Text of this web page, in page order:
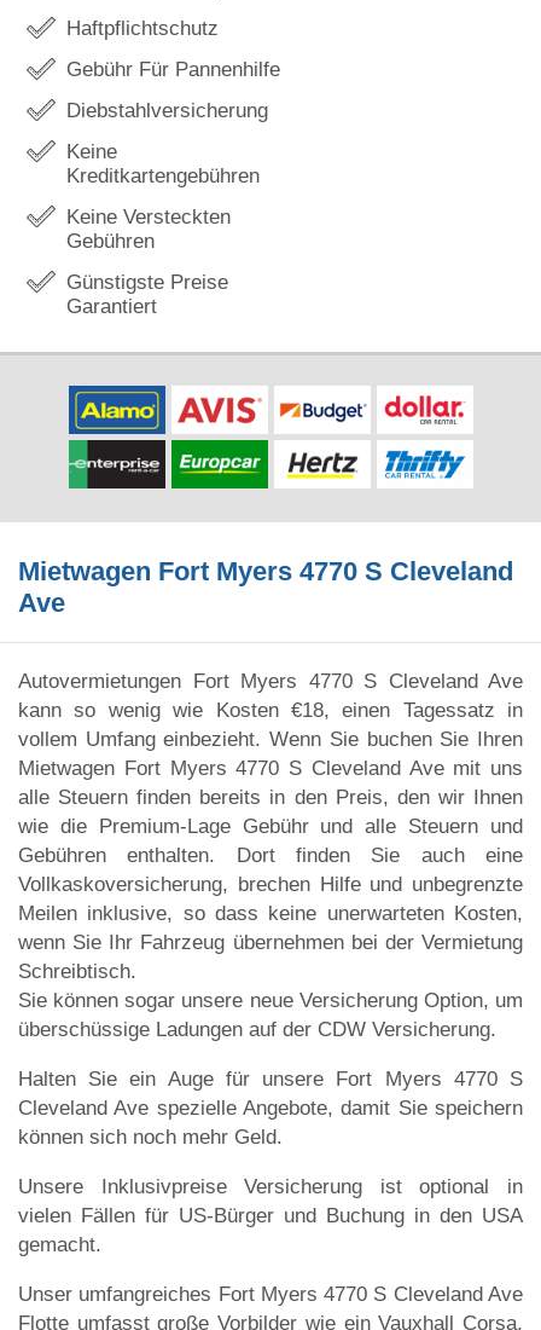
Haftpflichtschutz
Gebühr Für Pannenhilfe
Diebstahlversicherung
Keine
Kreditkartengebühren
Keine Versteckten
Gebühren
Günstigste Preise
Garantiert
Mietwagen Fort Myers 4770 S Cleveland
Ave
Autovermietungen Fort Myers 4770 S Cleveland Ave
kann so wenig wie Kosten €18, einen Tagessatz in
vollem Umfang einbezieht. Wenn Sie buchen Sie Ihren
Mietwagen Fort Myers 4770 S Cleveland Ave mit uns
alle Steuern finden bereits in den Preis, den wir Ihnen
wie die Premium-Lage Gebühr und alle Steuern und
Gebühren enthalten. Dort finden Sie auch eine
Vollkaskoversicherung, brechen Hilfe und unbegrenzte
Meilen inklusive, so dass keine unerwarteten Kosten,
wenn Sie Ihr Fahrzeug übernehmen bei der Vermietung
Schreibtisch.
Sie können sogar unsere neue Versicherung Option, um
überschüssige Ladungen auf der CDW Versicherung.
Halten Sie ein Auge für unsere Fort Myers 4770 S
Cleveland Ave spezielle Angebote, damit Sie speichern
können sich noch mehr Geld.
Unsere Inklusivpreise Versicherung ist optional in
vielen Fällen für US-Bürger und Buchung in den USA
gemacht.
Unser umfangreiches Fort Myers 4770 S Cleveland Ave
Flotte umfasst große Vorbilder wie ein Vauxhall Corsa,